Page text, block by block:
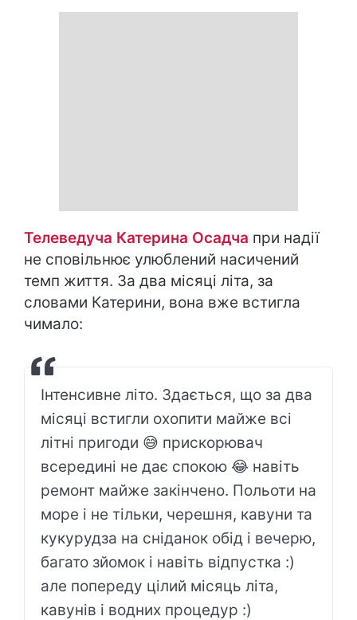
Телеведуча Катерина Осадча при надії
не сповільнює улюблений насичений
темп життя. За два місяці літа, за
словами Катерини, вона вже встигла
чимало:
Інтенсивне літо. Здається, що за два
місяці встигли охопити майже всі
літні пригоди 😅 прискорювач
всередині не дає спокою 😂 навіть
ремонт майже закінчено. Польоти на
море і не тільки, черешня, кавуни та
кукурудза на сніданок обід і вечерю,
багато зйомок і навіть відпустка :)
але попереду цілий місяць літа,
кавунів і водних процедур :)